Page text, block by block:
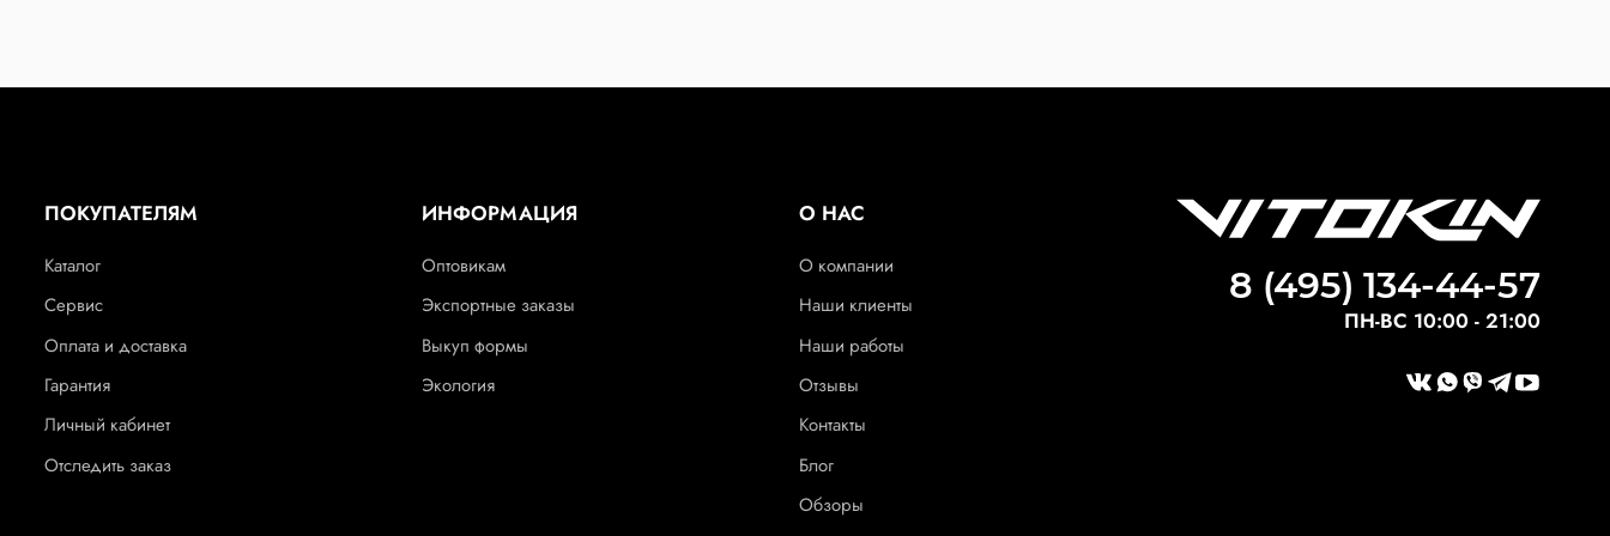
ПОКУПАТЕЛЯМ
Каталог
Сервис
Оплата и доставка
Гарантия
Личный кабинет
Отследить заказ
ИНФОРМАЦИЯ
Оптовикам
Экспортные заказы
Выкуп формы
Экология
О НАС
О компании
Наши клиенты
Наши работы
Отзывы
Контакты
Блог
Обзоры
8 (495) 134-44-57
ПН-ВС 10:00 - 21:00